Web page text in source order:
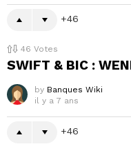
46
46 Votes
SWIFT & BIC :
by Banques Wiki
il y a 7 ans
46